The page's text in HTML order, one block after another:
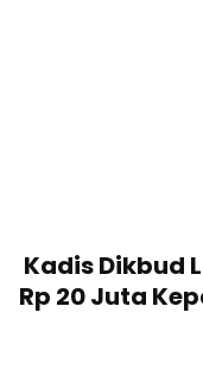
Kadis Dikbud
Rp 20 Juta